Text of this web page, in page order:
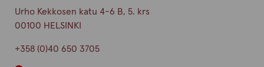
Urho Kekkosen katu 4-6 B, 5. krs
00100 HELSINKI
+358 (0)40 650 3705